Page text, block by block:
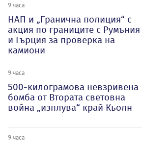
9 часа
НАП и „Гранична полиция“ с
акция по границите с Румъния
и Гърция за проверка на
камиони
9 часа
500-килограмова невзривена
бомба от Втората световна
война „изплува“ край Кьолн
9 часа